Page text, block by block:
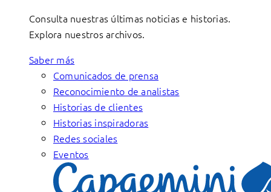
Consulta nuestras últimas noticias e historias.
Explora nuestros archivos.
Saber más
Comunicados de prensa
Reconocimiento de analistas
Historias de clientes
Historias inspiradoras
Redes sociales
Eventos